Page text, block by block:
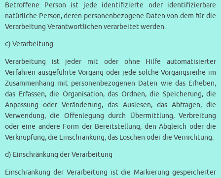
Betroffene Person ist jede identifizierte oder identifizierbare
natürliche Person, deren personenbezogene Daten von dem für die
Verarbeitung Verantwortlichen verarbeitet werden.
c) Verarbeitung
Verarbeitung ist jeder mit oder ohne Hilfe automatisierter
Verfahren ausgeführte Vorgang oder jede solche Vorgangsreihe im
Zusammenhang mit personenbezogenen Daten wie das Erheben,
das Erfassen, die Organisation, das Ordnen, die Speicherung, die
Anpassung oder Veränderung, das Auslesen, das Abfragen, die
Verwendung, die Offenlegung durch Übermittlung, Verbreitung
oder eine andere Form der Bereitstellung, den Abgleich oder die
Verknüpfung, die Einschränkung, das Löschen oder die Vernichtung.
d) Einschränkung der Verarbeitung
Einschränkung der Verarbeitung ist die Markierung gespeicherter